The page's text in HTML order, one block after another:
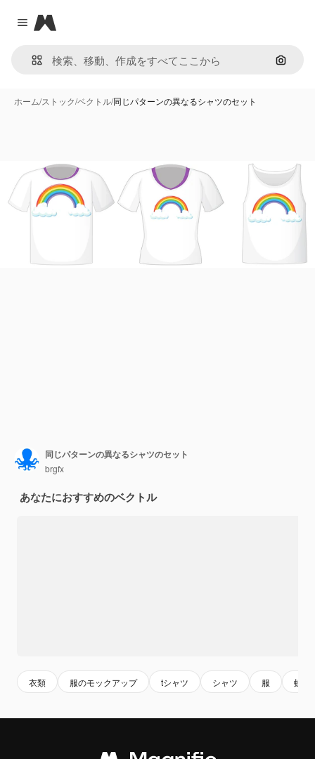
Close menu
Magnific
画像で
ホーム/ストック/ベクトル/同じパターンの異なるシャツのセット
同じパターンの異なるシャツのセット
brgfx
あなたにおすすめのベクトル
衣類 服のモックアップ tシャツ シャツ 服 虹色